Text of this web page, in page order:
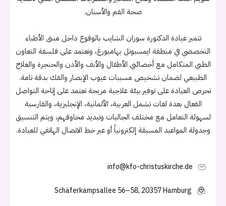
صحة الفم والأسنان.
تتميز عيادة الدكتورة سوزان الشايب بالوقوع داخل مبنى الأطباء
التخصصي في منطقة ايمسبوتل بهامبورغ، وتعتمد على فلسفة التعاون
الطبي المتكامل مع أخصائيي الأطفال والأنف والأذن والحنجرة والعلاج
الطبيعي لضمان تشخيص مسببات عيوب الإبصار والفك بدقة تامة.
تحرص العيادة على توفير بيئة علاجية مريحة تعتمد على إتاحة التواصل
الفعال بعدة لغات تشمل العربية، الألمانية، الإنجليزية، والفارسية
لسهولة التعامل مع مختلف الجاليات وتبديد مخاوفهم، ويتم التنسيق
وجدولة المواعيد المسبقة إلكترونياً أو عبر خط الاتصال الهاتفي للعيادة.
info@kfo-christuskirche.de
Schäferkampsallee 56–58, 20357 Hamburg